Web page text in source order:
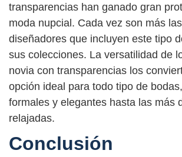
transparencias han ganado gran
moda nupcial. Cada vez son más
diseñadores que incluyen este tipo
sus colecciones. La versatilidad de
novia con transparencias los
opción ideal para todo tipo de
formales y elegantes hasta las más
relajadas.
Conclusión